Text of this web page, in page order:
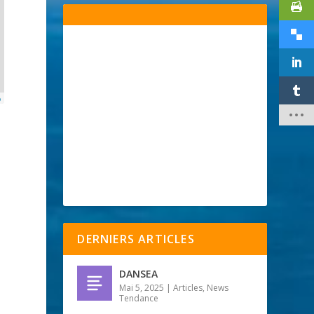
DERNIERS ARTICLES
DANSEA
Mai 5, 2025 |Articles, News
Tendance